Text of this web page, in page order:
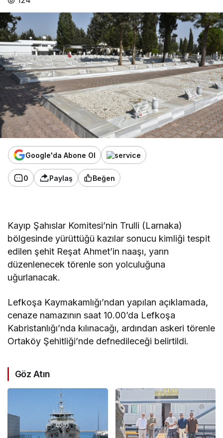
Google'da Abone Ol
0 Paylaş Beğen
Kayıp Şahıslar Komitesi’nin Trulli (Larnaka)
bölgesinde yürüttüğü kazılar sonucu kimliği tespit
edilen şehit Reşat Ahmet’in naaşı, yarın
düzenlenecek törenle son yolculuğuna
uğurlanacak.
Lefkoşa Kaymakamlığı’ndan yapılan açıklamada,
cenaze namazının saat 10.00’da Lefkoşa
Kabristanlığı’nda kılınacağı, ardından askeri törenle
Ortaköy Şehitliği’nde defnedileceği belirtildi.
Göz Atın